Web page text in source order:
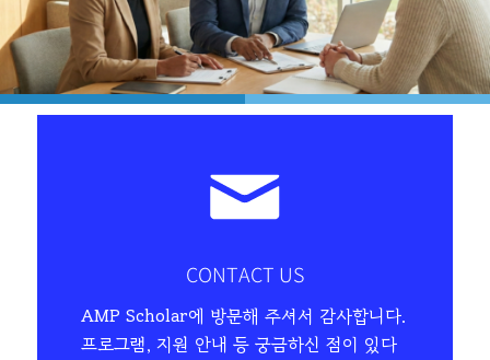
CONTACT US
AMP Scholar에 방문해 주셔서 감사합니다.
프로그램, 지원 안내 등 궁금하신 점이 있다